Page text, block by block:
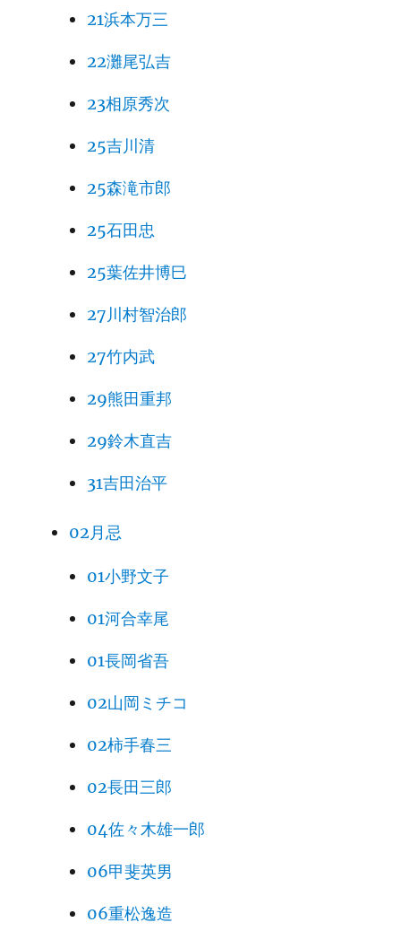
21浜本万三
22灘尾弘吉
23相原秀次
25吉川清
25森滝市郎
25石田忠
25葉佐井博巳
27川村智治郎
27竹内武
29熊田重邦
29鈴木直吉
31吉田治平
02月忌
01小野文子
01河合幸尾
01長岡省吾
02山岡ミチコ
02柿手春三
02長田三郎
04佐々木雄一郎
06甲斐英男
06重松逸造